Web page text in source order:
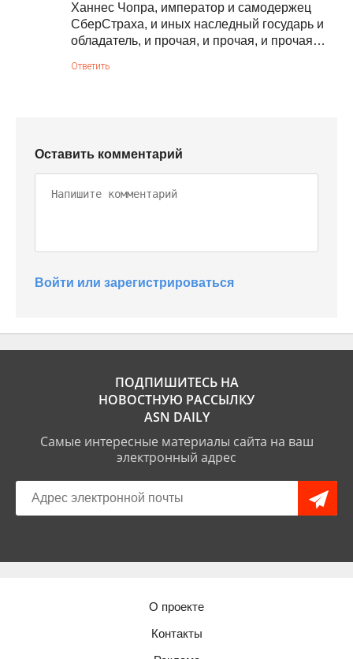
Ханнес Чопра, император и самодержец
СберСтраха, и иных наследный государь и
обладатель, и прочая, и прочая, и прочая…
Ответить
Оставить комментарий
Войти или зарегистрироваться
ПОДПИШИТЕСЬ НА
НОВОСТНУЮ РАССЫЛКУ
ASN DAILY
Самые интересные материалы сайта на ваш
электронный адрес
О проекте
Контакты